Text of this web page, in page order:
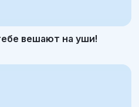
вешают на уши!